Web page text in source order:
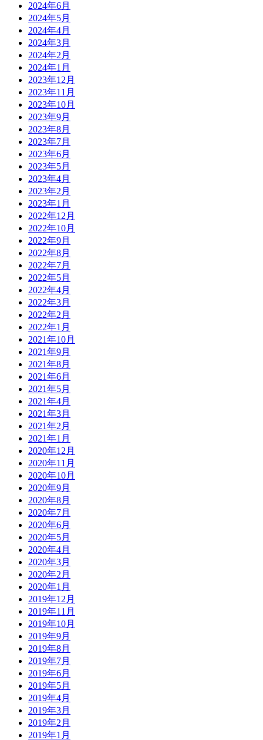
2024年6月
2024年5月
2024年4月
2024年3月
2024年2月
2024年1月
2023年12月
2023年11月
2023年10月
2023年9月
2023年8月
2023年7月
2023年6月
2023年5月
2023年4月
2023年2月
2023年1月
2022年12月
2022年10月
2022年9月
2022年8月
2022年7月
2022年5月
2022年4月
2022年3月
2022年2月
2022年1月
2021年10月
2021年9月
2021年8月
2021年6月
2021年5月
2021年4月
2021年3月
2021年2月
2021年1月
2020年12月
2020年11月
2020年10月
2020年9月
2020年8月
2020年7月
2020年6月
2020年5月
2020年4月
2020年3月
2020年2月
2020年1月
2019年12月
2019年11月
2019年10月
2019年9月
2019年8月
2019年7月
2019年6月
2019年5月
2019年4月
2019年3月
2019年2月
2019年1月